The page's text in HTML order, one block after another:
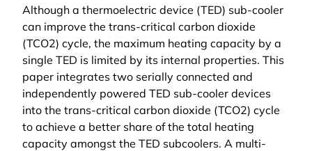
Although a thermoelectric device (TED) sub-cooler
can improve the trans-critical carbon dioxide
(TCO2) cycle, the maximum heating capacity by a
single TED is limited by its internal properties. This
paper integrates two serially connected and
independently powered TED sub-cooler devices
into the trans-critical carbon dioxide (TCO2) cycle
to achieve a better share of the total heating
capacity amongst the TED subcoolers. A multi-